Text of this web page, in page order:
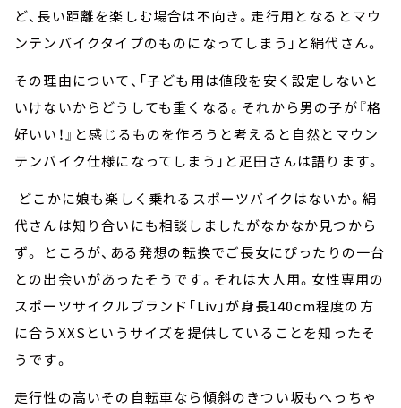
ど、長い距離を楽しむ場合は不向き。走行用となるとマウ
ンテンバイクタイプのものになってしまう」と絹代さん。
その理由について、「子ども用は値段を安く設定しないと
いけないからどうしても重くなる。それから男の子が『格
好いい！』と感じるものを作ろうと考えると自然とマウン
テンバイク仕様になってしまう」と疋田さんは語ります。
どこかに娘も楽しく乗れるスポーツバイクはないか。絹
代さんは知り合いにも相談しましたがなかなか見つから
ず。 ところが、ある発想の転換でご長女にぴったりの一台
との出会いがあったそうです。それは大人用。女性専用の
スポーツサイクルブランド「Liv」が身長140cm程度の方
に合うXXSというサイズを提供していることを知ったそ
うです。
走行性の高いその自転車なら傾斜のきつい坂もへっちゃ